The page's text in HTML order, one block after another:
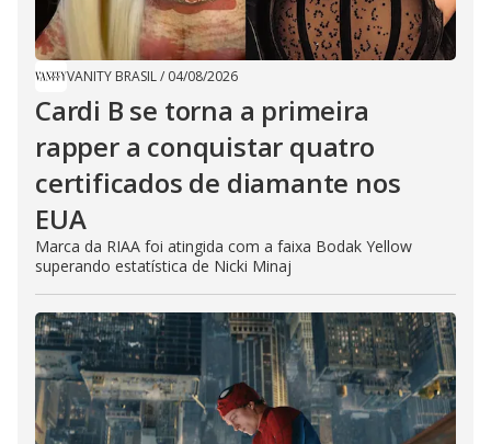
VANITY BRASIL/ 04/08/2026
Cardi B se torna a primeira
rapper a conquistar quatro
certificados de diamante nos
EUA
Marca da RIAA foi atingida com a faixa Bodak Yellow
superando estatística de Nicki Minaj